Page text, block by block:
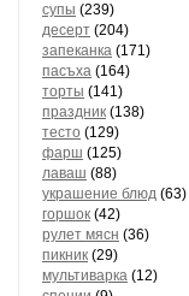
супы (239)
десерт (204)
запеканка (171)
пасъха (164)
торты (141)
праздник (138)
тесто (129)
фарш (125)
лаваш (88)
украшение блюд (63)
горшок (42)
рулет мясн (36)
пикник (29)
мультиварка (12)